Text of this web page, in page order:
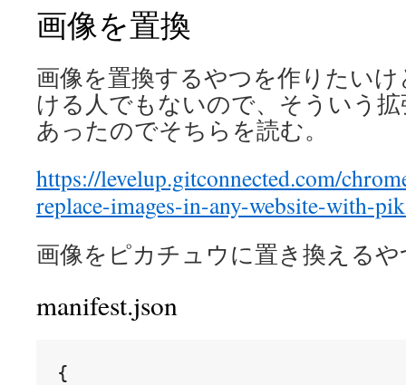
画像を置換
画像を置換するやつを作りたい
ける人でもないので、そういう
あったのでそちらを読む。
https://levelup.gitconnected.com/
replace-images-in-any-website-with-
画像をピカチュウに置き換えるや
manifest.json
{